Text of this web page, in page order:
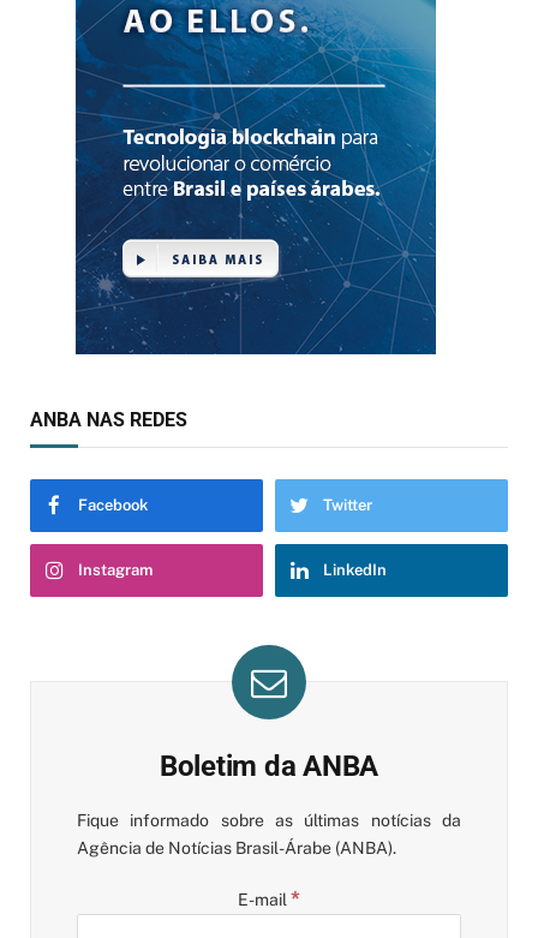
ANBA NAS REDES
Facebook Twitter
Instagram LinkedIn
Boletim da ANBA
Fique informado sobre as últimas notícias da
Agência de Notícias Brasil-Árabe (ANBA).
E-mail *